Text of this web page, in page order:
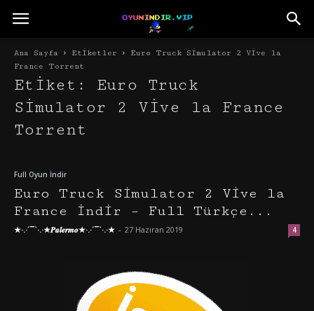
Ana Sayfa Etiketler
Euro Truck Simulator 2 Vive la
France Torrent
Etiket: Euro Truck
Simulator 2 Vive la France
Torrent
Full Oyun İndir
Euro Truck Simulator 2 Vive la
France İndir – Full Türkçe...
★·.·´¯`·.·★𝑷𝒂𝒍𝒆𝒓𝒎𝒐★·.·´¯`·.·★ - 27 Haziran 2019 4